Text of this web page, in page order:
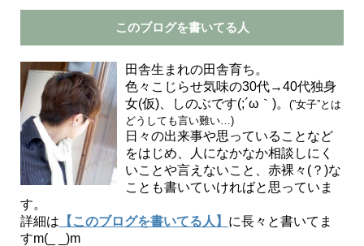
このブログを書いてる人
田舎生まれの田舎育ち。
色々こじらせ気味の30代→40代独身
女(仮)、しのぶです(;´ω｀)。(”女子”とは
どうしても言い難い…)
日々の出来事や思っていることなど
をはじめ、人になかなか相談しにく
いことや言えないこと、赤裸々(？)な
ことも書いていければと思っていま
す。
詳細は 【このブログを書いてる人】 に長々と書いてま
すm(_ _)m